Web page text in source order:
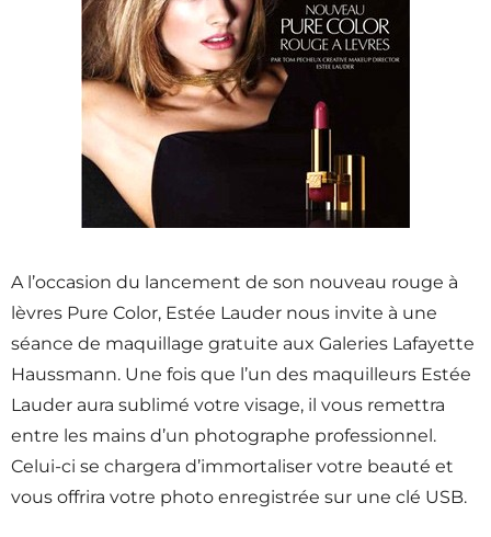
A l’occasion du lancement de son nouveau rouge à
lèvres Pure Color, Estée Lauder nous invite à une
séance de maquillage gratuite aux Galeries Lafayette
Haussmann. Une fois que l’un des maquilleurs Estée
Lauder aura sublimé votre visage, il vous remettra
entre les mains d’un photographe professionnel.
Celui-ci se chargera d’immortaliser votre beauté et
vous offrira votre photo enregistrée sur une clé USB.